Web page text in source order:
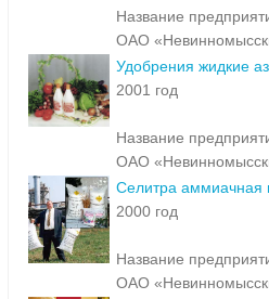
Название
ОАО
Удобрения жидкие
2001 год
Название
ОАО
Селитра аммиачная
2000 год
Название
ОАО